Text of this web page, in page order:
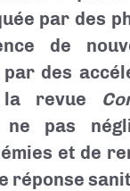
par des
de
des
la revue
ne pas
et de
réponse